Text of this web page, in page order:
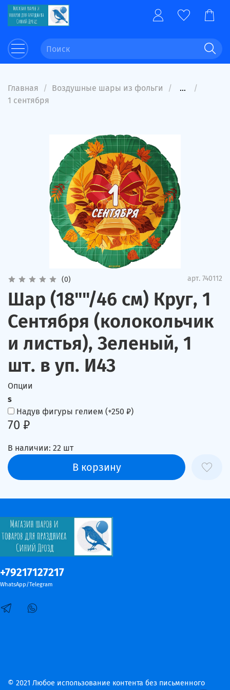
Главная Воздушные шары из фольги
...
1 сентября
(0) арт. 740112
Шар (18""/46 см) Круг, 1
Сентября (колокольчик
и листья), Зеленый, 1
шт. в уп. И43
Опции
s
Надув фигуры гелием (+250 ₽)
70 ₽
В наличии: 22 шт
В корзину
+79217127217
WhatsApp/Telegram
© 2021 Любое использование контента без письменного